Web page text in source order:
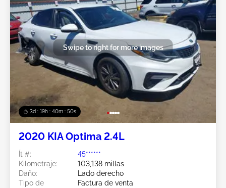
3d : 19h : 40m : 47s
Swipe to right for more images
2020 KIA Optima 2.4L
Ít #:
45******
Kilometraje:
103,138 millas
Daño:
Lado derecho
Tipo de
Factura de venta